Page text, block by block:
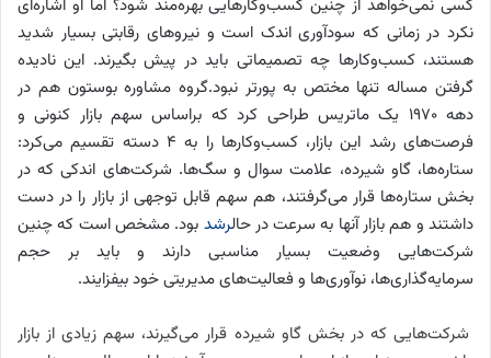
کسی نمی‌خواهد از چنین کسب‌وکارهایی بهره‌مند شود؟ اما او اشاره‌ای
نکرد در زمانی که سودآوری اندک است و نیروهای رقابتی بسیار شدید
هستند، کسب‌وکارها چه تصمیماتی باید در پیش بگیرند. این نادیده
گرفتن مساله تنها مختص به پورتر نبود.گروه مشاوره بوستون هم در
دهه ۱۹۷۰ یک ماتریس طراحی کرد که براساس سهم بازار کنونی و
فرصت‌های رشد این بازار، کسب‌وکارها را به ۴ دسته تقسیم می‌کرد:
ستاره‌ها، گاو شیرده، علامت سوال و سگ‌ها. شرکت‌های اندکی که در
بخش ستاره‌ها قرار می‌گرفتند، هم سهم قابل توجهی از بازار را در دست
داشتند و هم بازار آنها به سرعت در حالرشد بود. مشخص است که چنین
شرکت‌هایی وضعیت بسیار مناسبی دارند و باید بر حجم
سرمایه‌گذاری‌ها، نوآوری‌ها و فعالیت‌های مدیریتی خود بیفزایند.
شرکت‌هایی که در بخش گاو شیرده قرار می‌گیرند، سهم زیادی از بازار